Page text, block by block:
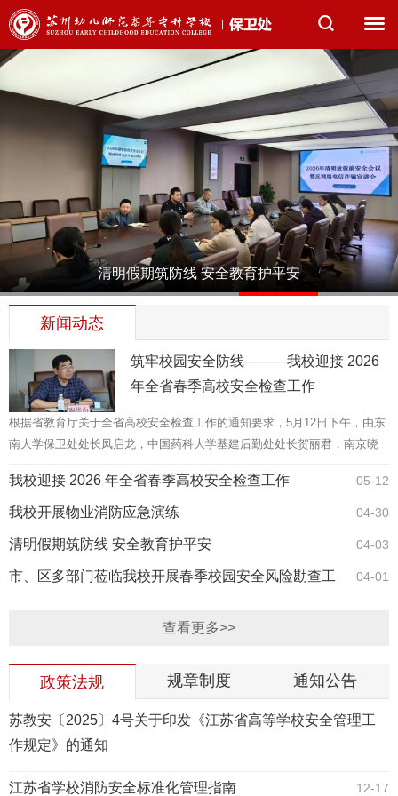
清明假期筑防线 安全教育护平安
2
新闻动态
筑牢校园安全防线———我校迎接 2026
年全省春季高校安全检查工作
根据省教育厅关于全省高校安全检查工作的通知要求，5月12日下午，由东
南大学保卫处处长凤启龙，中国药科大学基建后勤处处长贺丽君，南京晓
的20...
05-12
我校迎接 2026 年全省春季高校安全检查工作
04-30
我校开展物业消防应急演练
04-03
清明假期筑防线 安全教育护平安
04-01
市、区多部门莅临我校开展春季校园安全风险勘查工
查看更多>>
政策法规 规章制度 通知公告
苏教安〔2025〕4号关于印发《江苏省高等学校安全管理工
作规定》的通知
12-17
江苏省学校消防安全标准化管理指南